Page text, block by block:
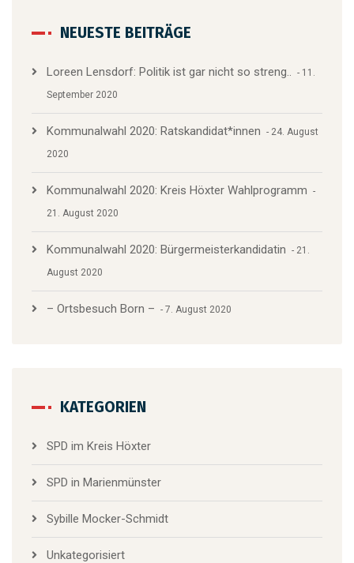
NEUESTE BEITRÄGE
Loreen Lensdorf: Politik ist gar nicht so streng..
11.
September 2020
Kommunalwahl 2020: Ratskandidat*innen
24. August
2020
Kommunalwahl 2020: Kreis Höxter Wahlprogramm
21. August 2020
Kommunalwahl 2020: Bürgermeisterkandidatin
21.
August 2020
– Ortsbesuch Born – 7. August 2020
KATEGORIEN
SPD im Kreis Höxter
SPD in Marienmünster
Sybille Mocker-Schmidt
Unkategorisiert